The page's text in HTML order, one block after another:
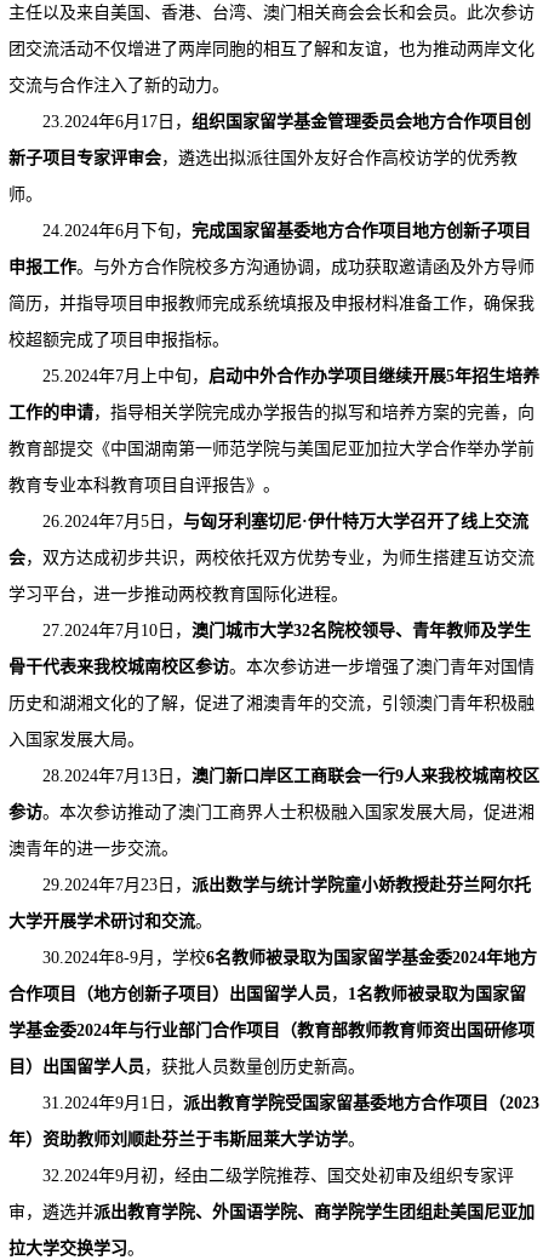
主任以及来自美国、香港、台湾、澳门相关商会会长和会员。此次参访
团交流活动不仅增进了两岸同胞的相互了解和友谊，也为推动两岸文化
交流与合作注入了新的动力。
23.2024年6月17日， 组织国家留学基金管理委员会地方合作项目创
新子项目专家评审会，遴选出拟派往国外友好合作高校访学的优秀教
师。
24.2024年6月下旬， 完成国家留基委地方合作项目地方创新子项目
申报工作。与外方合作院校多方沟通协调，成功获取邀请函及外方导师
简历，并指导项目申报教师完成系统填报及申报材料准备工作，确保我
校超额完成了项目申报指标。
25.2024年7月上中旬， 启动中外合作办学项目 继续开展5年招生培养
工作的申请，指导相关学院完成办学报告的拟写和培养方案的完善，向
教育部提交《中国湖南第一师范学院与美国尼亚加拉大学合作举办学前
教育专业本科教育项目自评报告》。
26.2024年7月5日， 与匈牙利塞切尼·伊什特万大学召开了线上交流
会，双方达成初步共识，两校依托双方优势专业，为师生搭建互访交流
学习平台，进一步推动两校教育国际化进程。
27.2024年7月10日， 澳门城市大学32名院校领导、青年教师及学生
骨干代表来我校城南校区参访。本次参访进一步增强了澳门青年对国情
历史和湖湘文化的了解，促进了湘澳青年的交流，引领澳门青年积极融
入国家发展大局。
28.2024年7月13日， 澳门新口岸区工商联会一行9人来我校城南校区
参访。本次参访推动了澳门工商界人士积极融入国家发展大局，促进湘
澳青年的进一步交流。
29.2024年7月23日， 派出数学与统计学院童小娇教授赴芬兰阿尔托
大学开展学术研讨和交流。
30.2024年8-9月，学校6名教师被录取为国家留学基金委2024年地方
合作项目（地方创新子项目）出国留学人员 ， 1名教师被录取为国家留
学基金委2024年与行业部门合作项目（教育部教师教育师资出国研修项
目）出国留学人员 ，获批人员数量创历史新高。
31.2024年9月1日， 派出教育学院受国家留基委地方合作项目（2023
年）资助教师刘顺赴芬兰于韦斯屈莱大学访学。
32.2024年9月初，经由二级学院推荐、国交处初审及组织专家评
审，遴选并派出教育学院、外国语学院、商学院学生团组赴美国尼亚加
拉大学交换学习。